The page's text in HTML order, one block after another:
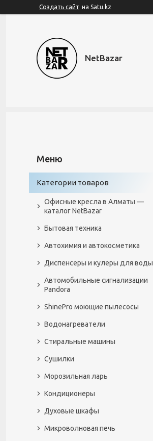
Создать сайт на Satu.kz
NetBazar
Категории товаров
Офисные кресла в Алматы —
каталог NetBazar
Бытовая техника
Автохимия и автокосметика
Диспенсеры и кулеры для воды
Автомобильные сигнализации
Pandora
ShinePro моющие пылесосы
Водонагреватели
Стиральные машины
Сушилки
Морозильная ларь
Кондиционеры
Духовые шкафы
Микроволновая печь